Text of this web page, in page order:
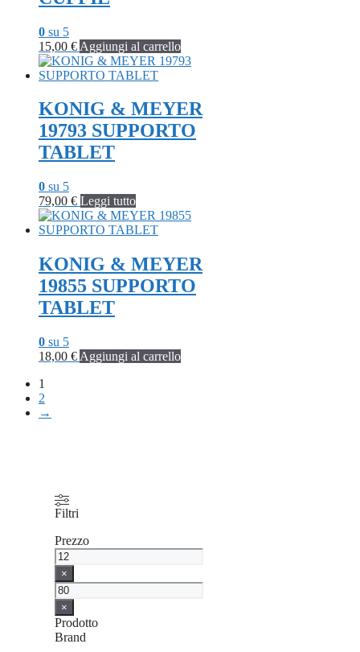
0 su 5
15,00 € Aggiungi al carrello
KONIG & MEYER
19793 SUPPORTO
TABLET
0 su 5
79,00 € Leggi tutto
KONIG & MEYER
19855 SUPPORTO
TABLET
0 su 5
18,00 € Aggiungi al carrello
1
2
→
Filtri
Prezzo
×
×
Prodotto
Brand